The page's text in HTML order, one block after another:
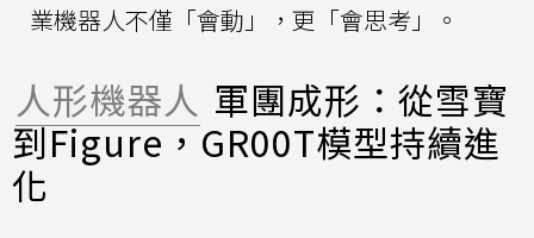
業機器人不僅「會動」，更「會思考」。
人形機器人 軍團成形：從雪寶
到Figure，GR00T模型持續進
化